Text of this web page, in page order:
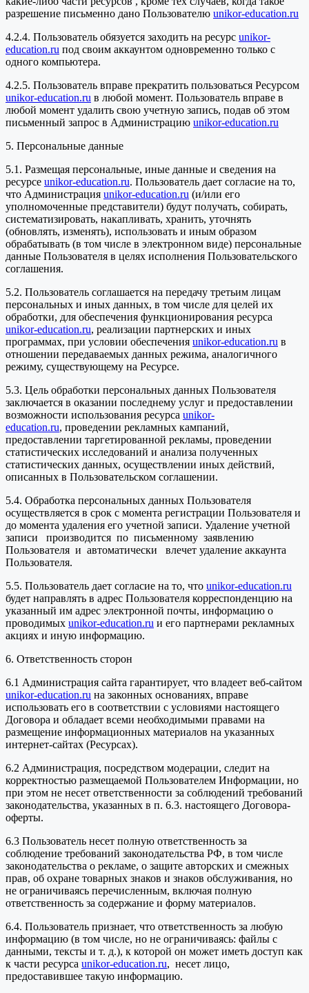
разрешение письменно дано Пользователю unikor-education.ru
4.2.4. Пользователь обязуется заходить на ресурс unikor-
education.ru под своим аккаунтом одновременно только с
одного компьютера.
4.2.5. Пользователь вправе прекратить пользоваться Ресурсом
unikor-education.ru в любой момент. Пользователь вправе в
любой момент удалить свою учетную запись, подав об этом
письменный запрос в Администрацию unikor-education.ru
5. Персональные данные
5.1. Размещая персональные, иные данные и сведения на
ресурсе unikor-education.ru. Пользователь дает согласие на то,
что Администрация unikor-education.ru (и/или его
уполномоченные представители) будут получать, собирать,
систематизировать, накапливать, хранить, уточнять
(обновлять, изменять), использовать и иным образом
обрабатывать (в том числе в электронном виде) персональные
данные Пользователя в целях исполнения Пользовательского
соглашения.
5.2. Пользователь соглашается на передачу третьим лицам
персональных и иных данных, в том числе для целей их
обработки, для обеспечения функционирования ресурса
unikor-education.ru, реализации партнерских и иных
программах, при условии обеспечения unikor-education.ru в
отношении передаваемых данных режима, аналогичного
режиму, существующему на Ресурсе.
5.3. Цель обработки персональных данных Пользователя
заключается в оказании последнему услуг и предоставлении
возможности использования ресурса unikor-
education.ru, проведении рекламных кампаний,
предоставлении таргетированной рекламы, проведении
статистических исследований и анализа полученных
статистических данных, осуществлении иных действий,
описанных в Пользовательском соглашении.
5.4. Обработка персональных данных Пользователя
осуществляется в срок с момента регистрации Пользователя и
до момента удаления его учетной записи. Удаление учетной
записи производится по письменному заявлению
Пользователя и автоматически влечет удаление аккаунта
Пользователя.
5.5. Пользователь дает согласие на то, что unikor-education.ru
будет направлять в адрес Пользователя корреспонденцию на
указанный им адрес электронной почты, информацию о
проводимых unikor-education.ru и его партнерами рекламных
акциях и иную информацию.
6. Ответственность сторон
6.1 Администрация сайта гарантирует, что владеет веб-сайтом
unikor-education.ru на законных основаниях, вправе
использовать его в соответствии с условиями настоящего
Договора и обладает всеми необходимыми правами на
размещение информационных материалов на указанных
интернет-сайтах (Ресурсах).
6.2 Администрация, посредством модерации, следит на
корректностью размещаемой Пользователем Информации, но
при этом не несет ответственности за соблюдений требований
законодательства, указанных в п. 6.3. настоящего Договора-
оферты.
6.3 Пользователь несет полную ответственность за
соблюдение требований законодательства РФ, в том числе
законодательства о рекламе, о защите авторских и смежных
прав, об охране товарных знаков и знаков обслуживания, но
не ограничиваясь перечисленным, включая полную
ответственность за содержание и форму материалов.
6.4. Пользователь признает, что ответственность за любую
информацию (в том числе, но не ограничиваясь: файлы с
данными, тексты и т. д.), к которой он может иметь доступ как
к части ресурса unikor-education.ru, несет лицо,
предоставившее такую информацию.